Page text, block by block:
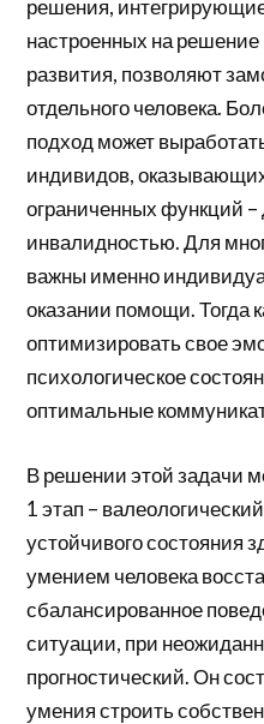
решения,
настроенных на
развития, позволяют
отдельного человека.
подход может
индивидов,
ограниченных функций
инвалидностью. Для
важны именно
оказании помощи. Тогда
оптимизировать свое
психологическое
оптимальные
В решении этой задачи
1 этап –
устойчивого состояния
умением человека
сбалансированное
ситуации, при
прогностический. Он
умения строить